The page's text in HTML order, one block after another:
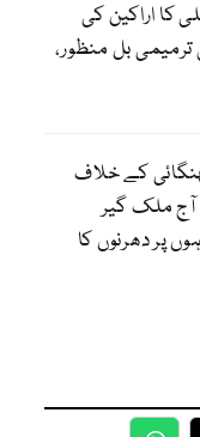
کا اراکین کی
بل منظور،
کے خلاف
ملک گیر
شاہراہوں پر دھرنوں کا